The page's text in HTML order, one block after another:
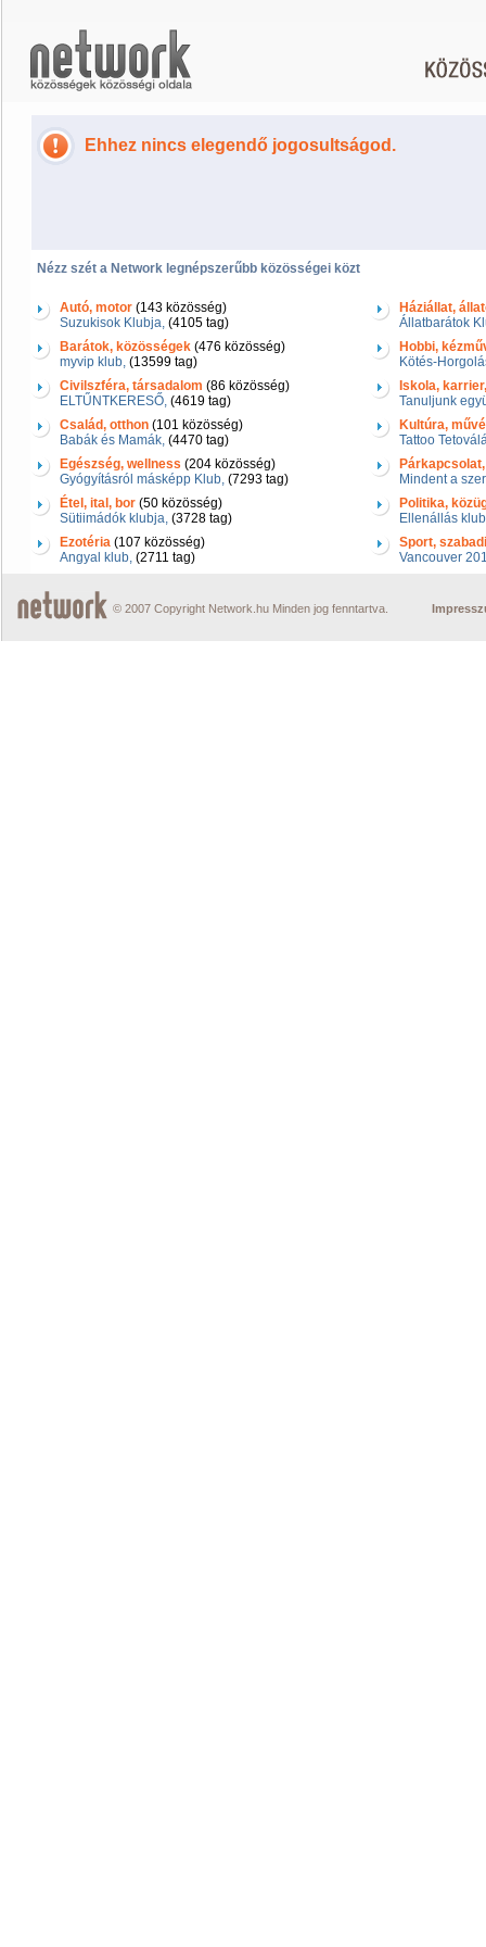
Ehhez nincs elegendő jogosultságod.
Nézz szét a Network legnépszerűbb közösségei közt
Autó, motor (143 közösség)
Suzukisok Klubja, (4105 tag)
Barátok, közösségek (476 közösség)
myvip klub, (13599 tag)
Civilszféra, társadalom (86 közösség)
ELTŰNTKERESŐ, (4619 tag)
Család, otthon (101 közösség)
Babák és Mamák, (4470 tag)
Egészség, wellness (204 közösség)
Gyógyításról másképp Klub, (7293 tag)
Étel, ital, bor (50 közösség)
Sütiimádók klubja, (3728 tag)
Ezotéria (107 közösség)
Angyal klub, (2711 tag)
Háziállat,
Állatbarátok
Hobbi,
Kötés-
Iskola,
Tanuljunk
Kultúra,
Tattoo
Mindent a
Politika,
Ellenállás
Sport,
Vancouver
© 2007 Copyright Network.hu Minden jog fenntartva.